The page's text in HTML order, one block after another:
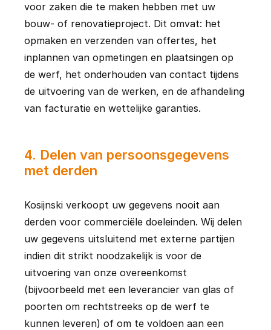
voor zaken die te maken hebben met uw
bouw- of renovatieproject. Dit omvat: het
opmaken en verzenden van offertes, het
inplannen van opmetingen en plaatsingen op
de werf, het onderhouden van contact tijdens
de uitvoering van de werken, en de afhandeling
van facturatie en wettelijke garanties.
4. Delen van persoonsgegevens
met derden
Kosijnski verkoopt uw gegevens nooit aan
derden voor commerciële doeleinden. Wij delen
uw gegevens uitsluitend met externe partijen
indien dit strikt noodzakelijk is voor de
uitvoering van onze overeenkomst
(bijvoorbeeld met een leverancier van glas of
poorten om rechtstreeks op de werf te
kunnen leveren) of om te voldoen aan een